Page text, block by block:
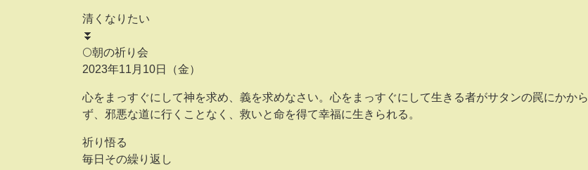
清くなりたい
⏬
🌕朝の祈り会
2023年11月10日（金）
心をまっすぐにして神を求め、義を求めなさい。心をまっすぐにして生きる者がサタンの罠にかから
ず、邪悪な道に行くことなく、救いと命を得て幸福に生きられる。
祈り悟る
毎日その繰り返し